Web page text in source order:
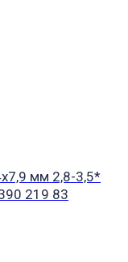
мм 2,8-3,5*
219 83